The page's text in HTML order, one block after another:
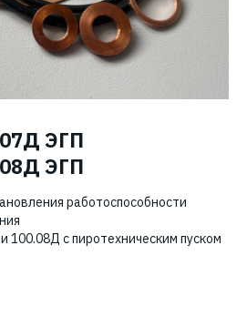
ЭГП
ЭГП
работоспособности
с пиротехническим пуском